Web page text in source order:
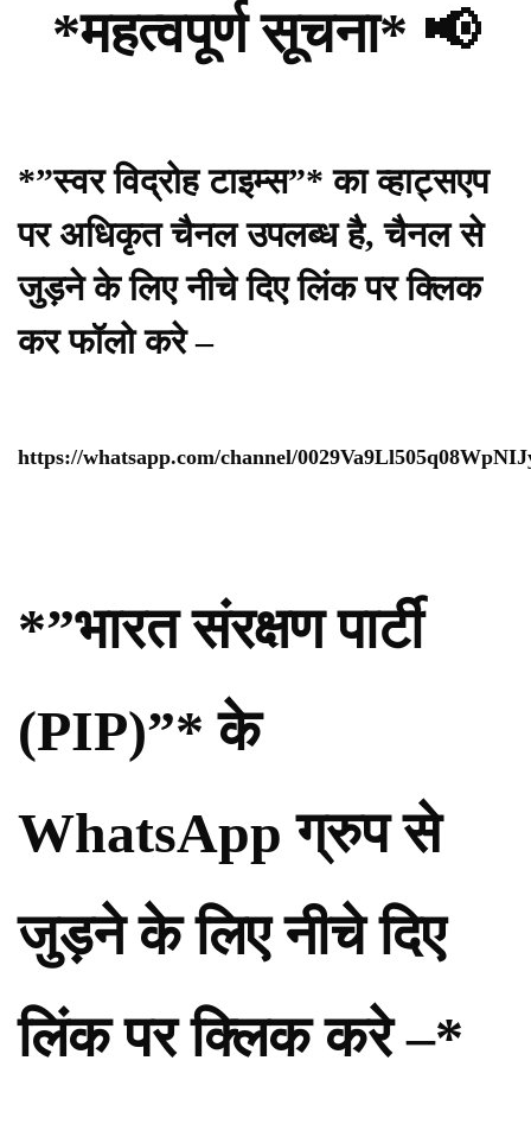
*महत्वपूर्ण सूचना* 📢
*”स्वर विद्रोह टाइम्स”* का व्हाट्सएप
पर अधिकृत चैनल उपलब्ध है, चैनल से
जुड़ने के लिए नीचे दिए लिंक पर क्लिक
कर फॉलो करे –
https://whatsapp.com/channel/
*”भारत संरक्षण पार्टी
(PIP)”* के
WhatsApp ग्रुप से
जुड़ने के लिए नीचे दिए
लिंक पर क्लिक करे –*